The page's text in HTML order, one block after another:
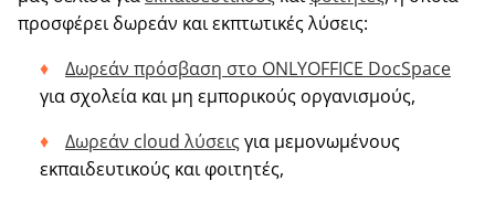
προσφέρει δωρεάν και εκπτωτικές λύσεις:
Δωρεάν πρόσβαση στο ONLYOFFICE DocSpace
για σχολεία και μη εμπορικούς οργανισμούς,
Δωρεάν cloud λύσεις για μεμονωμένους
εκπαιδευτικούς και φοιτητές,